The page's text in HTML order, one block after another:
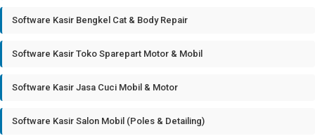
Software Kasir Bengkel Cat & Body Repair
Software Kasir Toko Sparepart Motor & Mobil
Software Kasir Jasa Cuci Mobil & Motor
Software Kasir Salon Mobil (Poles & Detailing)